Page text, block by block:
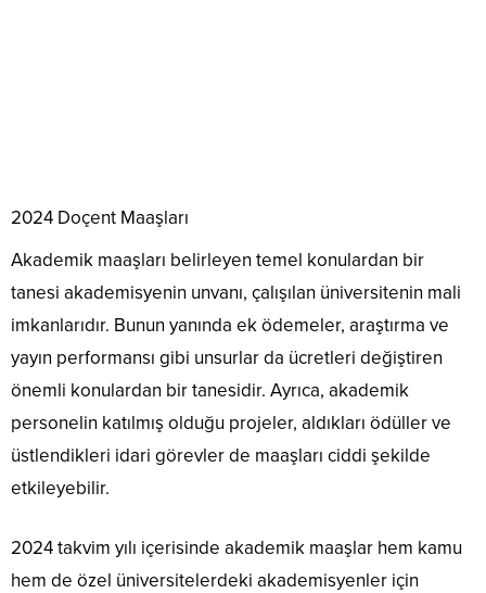
2024 Doçent Maaşları
Akademik maaşları belirleyen temel konulardan bir
tanesi akademisyenin unvanı, çalışılan üniversitenin mali
imkanlarıdır. Bunun yanında ek ödemeler, araştırma ve
yayın performansı gibi unsurlar da ücretleri değiştiren
önemli konulardan bir tanesidir. Ayrıca, akademik
personelin katılmış olduğu projeler, aldıkları ödüller ve
üstlendikleri idari görevler de maaşları ciddi şekilde
etkileyebilir.
2024 takvim yılı içerisinde akademik maaşlar hem kamu
hem de özel üniversitelerdeki akademisyenler için